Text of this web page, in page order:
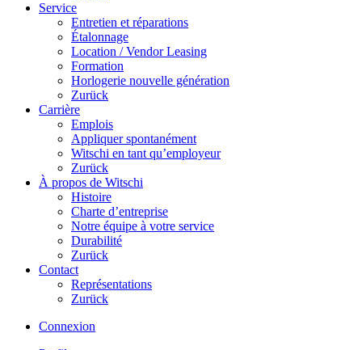
Service
Entretien et réparations
Étalonnage
Location / Vendor Leasing
Formation
Horlogerie nouvelle génération
Zurück
Carrière
Emplois
Appliquer spontanément
Witschi en tant qu’employeur
Zurück
À propos de Witschi
Histoire
Charte d’entreprise
Notre équipe à votre service
Durabilité
Zurück
Contact
Représentations
Zurück
Connexion